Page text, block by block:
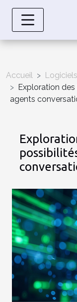
Accueil
Logiciels
Exploration
agents